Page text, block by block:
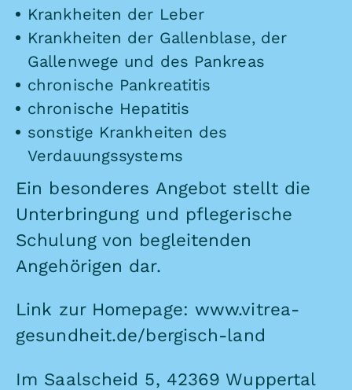
Krankheiten der Leber
Krankheiten der Gallenblase, der
Gallenwege und des Pankreas
chronische Pankreatitis
chronische Hepatitis
sonstige Krankheiten des
Verdauungssystems
Ein besonderes Angebot stellt die
Unterbringung und pflegerische
Schulung von begleitenden
Angehörigen dar.
Link zur Homepage: www.vitrea-
gesundheit.de/bergisch-land
Im Saalscheid 5, 42369 Wuppertal